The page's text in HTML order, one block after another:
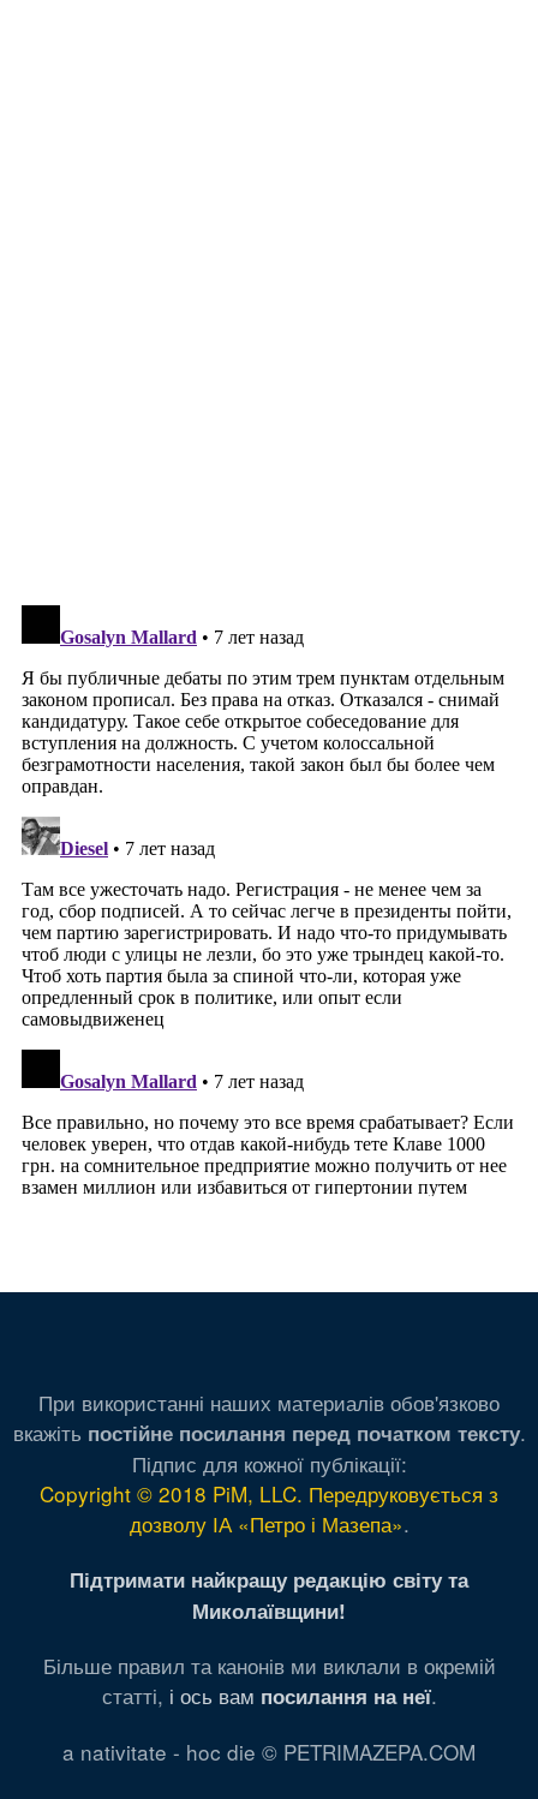
При використанні наших материалів обов'язково
вкажіть постійне посилання перед початком тексту.
Підпис для кожної публікації:
Copyright © 2018 PiM, LLC. Передруковується з
дозволу ІА «Петро і Мазепа».
Підтримати найкращу редакцію світу та
Миколаївщини!
Більше правил та канонів ми виклали в окремій
статті, і ось вам посилання на неї.
a nativitate - hoc die © PETRIMAZEPA.COM